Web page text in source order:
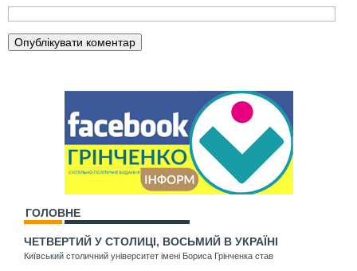
ГОЛОВНЕ
ЧЕТВЕРТИЙ У СТОЛИЦІ, ВОСЬМИЙ В УКРАЇНІ
Київський столичний університет імені Бориса Грінченка став